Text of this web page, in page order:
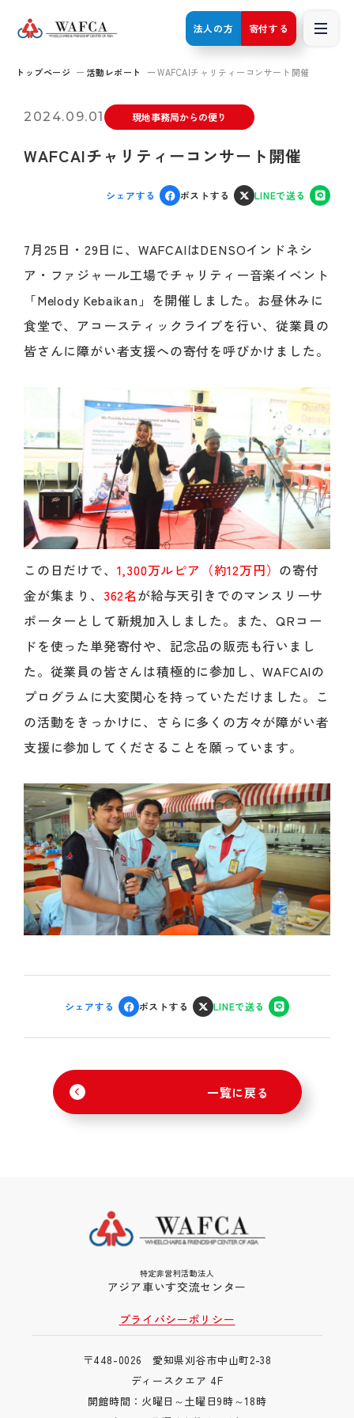
法人の方 寄付する
トップページ 活動レポート WAFCAIチャリティーコンサート開催
2024.09.01 現地事務局からの便り
WAFCAIチャリティーコンサート開催
シェアする ポストする LINEで送る
7月25日・29日に、WAFCAIはDENSOインドネシ
ア・ファジャール工場でチャリティー音楽イベント
「Melody Kebaikan」を開催しました。お昼休みに
食堂で、アコースティックライブを行い、従業員の
皆さんに障がい者支援への寄付を呼びかけました。
この日だけで、 1,300万ルピア（約12万円） の寄付
金が集まり、 362名が給与天引きでのマンスリーサ
ポーターとして新規加入しました。また、QRコー
ドを使った単発寄付や、記念品の販売も行いまし
た。従業員の皆さんは積極的に参加し、WAFCAIの
プログラムに大変関心を持っていただけました。こ
の活動をきっかけに、さらに多くの方々が障がい者
支援に参加してくださることを願っています。
シェアする ポストする LINEで送る
一覧に戻る
特定非営利活動法人
アジア車いす交流センター
プライバシーポリシー
〒448-0026 愛知県刈谷市中山町2-38
ディースクエア 4F
開館時間：火曜日～土曜日9時～18時